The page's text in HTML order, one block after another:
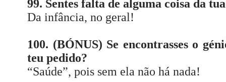
99. Sentes falta de alguma coisa da
Da infância, no geral!
100. (BÓNUS) Se encontrasses o
teu pedido?
“Saúde”, pois sem ela não há nada!